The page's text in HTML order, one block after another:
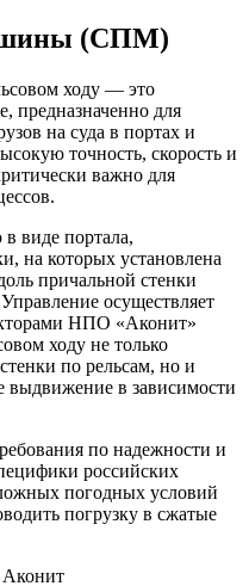
(СПМ)
ходу — это
предназначенно для
на суда в портах и
точность, скорость и
важно для
виде портала,
на которых установлена
причальной стенки
осуществляет
НПО «Аконит»
ходу не только
по рельсам, но и
выдвижение в зависимости
по надежности и
российских
погодных условий
погрузку в сжатые